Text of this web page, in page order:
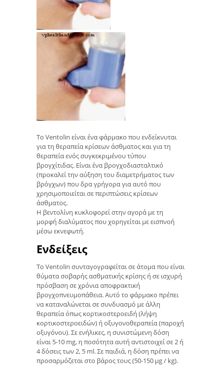
Το Ventolin είναι ένα φάρμακο που ενδείκνυται
για τη θεραπεία κρίσεων άσθματος και για τη
θεραπεία ενός συγκεκριμένου τύπου
βρογχίτιδας. Είναι ένα βρογχοδιασταλτικό
(προκαλεί την αύξηση του διαμετρήματος των
βρόγχων) που δρα γρήγορα για αυτό που
χρησιμοποιείται σε περιπτώσεις κρίσεων
άσθματος.
Η βεντολίνη κυκλοφορεί στην αγορά με τη
μορφή διαλύματος που χορηγείται με εισπνοή
μέσω εκνεφωτή.
Ενδείξεις
Το Ventolin συνταγογραφείται σε άτομα που είναι
θύματα σοβαρής ασθματικής κρίσης ή σε ισχυρή
πρόσβαση σε χρόνια αποφρακτική
βρογχοπνευμοπάθεια. Αυτό το φάρμακο πρέπει
να καταναλώνεται σε συνδυασμό με άλλη
θεραπεία όπως κορτικοστεροειδή (λήψη
κορτικοστεροειδών) ή οξυγονοθεραπεία (παροχή
οξυγόνου). Σε ενήλικες, η συνιστώμενη δόση
είναι 5-10 mg, η ποσότητα αυτή αντιστοιχεί σε 2 ή
4 δόσεις των 2, 5 ml. Σε παιδιά, η δόση πρέπει να
προσαρμόζεται στο βάρος τους (50-150 μg / kg).